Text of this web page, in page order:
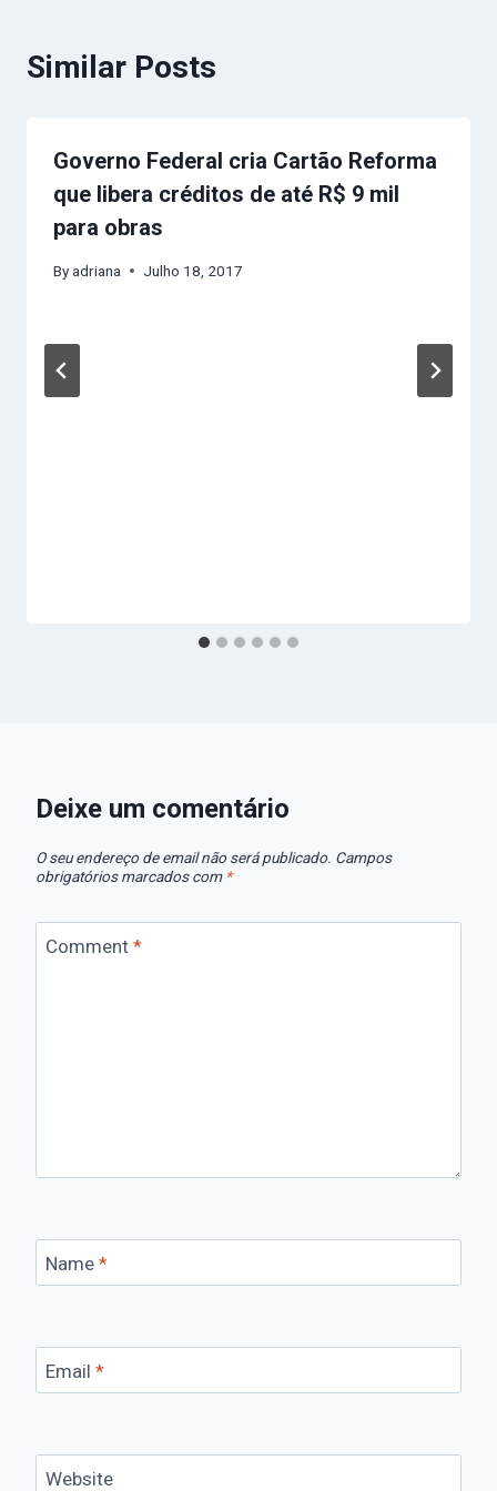
Similar Posts
Governo Federal cria Cartão Reforma
que libera créditos de até R$ 9 mil
para obras
Byadriana Julho 18, 2017
Deixe um comentário
O seu endereço de email não será publicado. Campos
obrigatórios marcados com *
Comment *
Name *
Email *
Website